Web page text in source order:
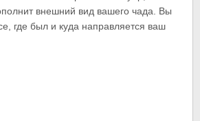
внешний вид вашего чада. Вы
где был и куда направляется ваш